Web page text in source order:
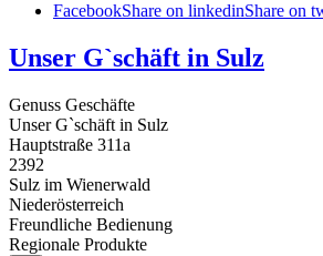
FacebookShare on linkedinShare on
Unser G`schäft in Sulz
Genuss Geschäfte
Unser G`schäft in Sulz
Hauptstraße 311a
2392
Sulz im Wienerwald
Niederösterreich
Freundliche Bedienung
Regionale Produkte